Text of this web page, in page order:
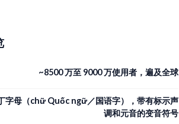
~8500 万至 9000 万使用者，遍及全球
字母（chữ Quốc ngữ／国语字），带有标示声
调和元音的变音符号